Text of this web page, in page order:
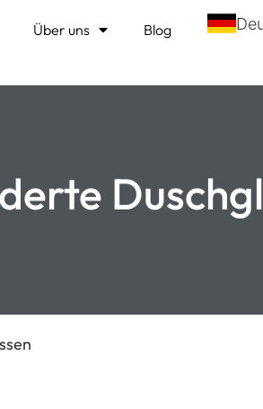
Über uns Blog